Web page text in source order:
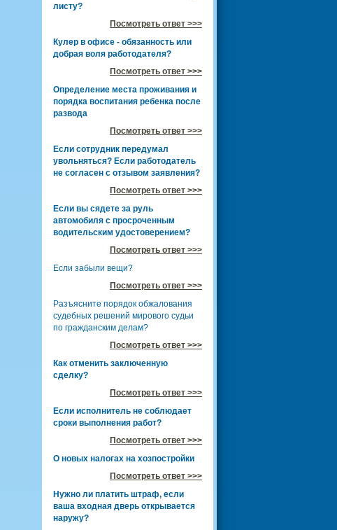
листу?
Посмотреть ответ >>>
Кулер в офисе - обязанность или
добрая воля работодателя?
Посмотреть ответ >>>
Определение места проживания и
порядка воспитания ребенка после
развода
Посмотреть ответ >>>
Если сотрудник передумал
увольняться? Если работодатель
не согласен с отзывом заявления?
Посмотреть ответ >>>
Если вы сядете за руль
автомобиля с просроченным
водительским удостоверением?
Посмотреть ответ >>>
Если забыли вещи?
Посмотреть ответ >>>
Разъясните порядок обжалования
судебных решений мирового судьи
по гражданским делам?
Посмотреть ответ >>>
Как отменить заключенную
сделку?
Посмотреть ответ >>>
Если исполнитель не соблюдает
сроки выполнения работ?
Посмотреть ответ >>>
О новых налогах на хозпостройки
Посмотреть ответ >>>
Нужно ли платить штраф, если
ваша входная дверь открывается
наружу?